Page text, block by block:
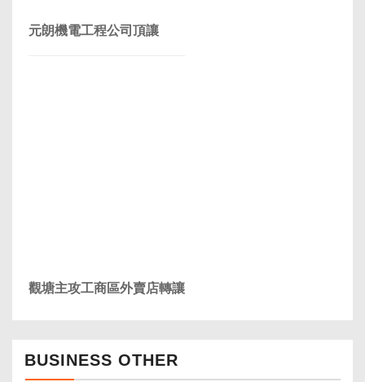
元朗機電工程公司頂讓
觀塘主攻工商區外賣店轉讓
BUSINESS OTHER